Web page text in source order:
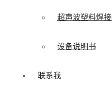
超声波塑料焊
设备说明书
联系我